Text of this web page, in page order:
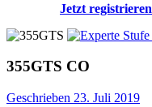
Jetzt registrieren
355GTS CO
Geschrieben 23. Juli 2019